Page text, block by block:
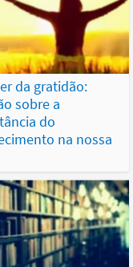
da gratidão:
sobre a
do
na nossa